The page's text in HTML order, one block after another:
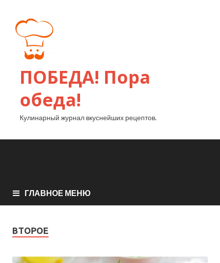
ПОБЕДА! Пора
обеда!
Кулинарный журнал вкуснейших рецептов.
ГЛАВНОЕ МЕНЮ
ВТОРОЕ